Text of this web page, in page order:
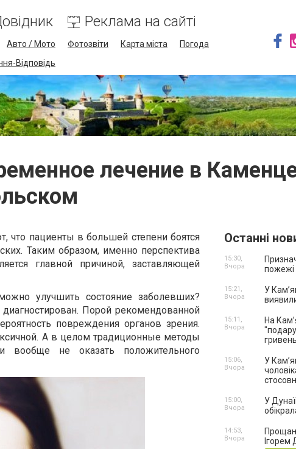
Реклама на сайті
Авто / Мото Фотозвіти Карта міста
Погода
Відповідь
лечение в
что пациенты в большей степени боятся
Таким образом, именно перспектива
главной причиной, заставляющей
улучшить состояние заболевших?
Порой рекомендованной
повреждения органов зрения.
А в целом традиционные методы
вообще не оказать положительного
Останні
пожежі
15:30,
Вчора
У
15:21,
Вчора
На
гривень
15:11,
Вчора
У
15:06,
Вчора
У
15:00,
Вчора
Ігорем
14:53,
Вчора